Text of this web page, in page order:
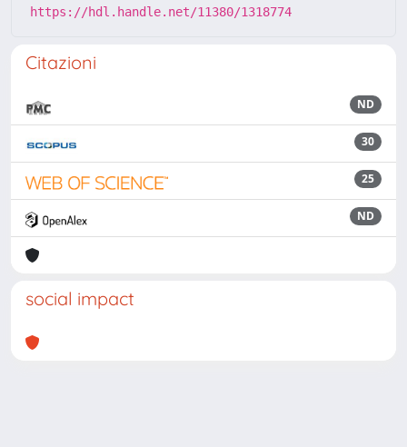
https://hdl.handle.net/11380/1318774
Citazioni
ND
30
25
ND
social impact